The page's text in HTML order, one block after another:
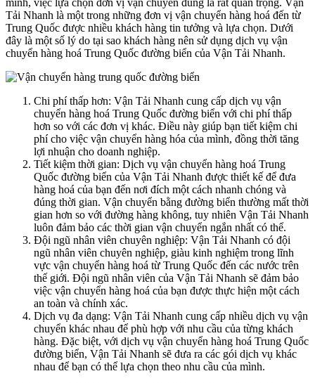
Tải Nhanh là một trong những đơn vị vận chuyển hàng hoá đến từ
Trung Quốc được nhiều khách hàng tin tưởng và lựa chọn. Dưới
đây là một số lý do tại sao khách hàng nên sử dụng dịch vụ vận
chuyển hàng hoá Trung Quốc đường biển của Vận Tải Nhanh.
Chi phí thấp hơn: Vận Tải Nhanh cung cấp dịch vụ vận
chuyển hàng hoá Trung Quốc đường biển với chi phí thấp
hơn so với các đơn vị khác. Điều này giúp bạn tiết kiệm chi
phí cho việc vận chuyển hàng hóa của mình, đồng thời tăng
lợi nhuận cho doanh nghiệp.
Tiết kiệm thời gian: Dịch vụ vận chuyển hàng hoá Trung
Quốc đường biển của Vận Tải Nhanh được thiết kế để đưa
hàng hoá của bạn đến nơi đích một cách nhanh chóng và
đúng thời gian. Vận chuyển bằng đường biển thường mất thời
gian hơn so với đường hàng không, tuy nhiên Vận Tải Nhanh
luôn đảm bảo các thời gian vận chuyển ngắn nhất có thể.
Đội ngũ nhân viên chuyên nghiệp: Vận Tải Nhanh có đội
ngũ nhân viên chuyên nghiệp, giàu kinh nghiệm trong lĩnh
vực vận chuyển hàng hoá từ Trung Quốc đến các nước trên
thế giới. Đội ngũ nhân viên của Vận Tải Nhanh sẽ đảm bảo
việc vận chuyển hàng hoá của bạn được thực hiện một cách
an toàn và chính xác.
Dịch vụ đa dạng: Vận Tải Nhanh cung cấp nhiều dịch vụ vận
chuyển khác nhau để phù hợp với nhu cầu của từng khách
hàng. Đặc biệt, với dịch vụ vận chuyển hàng hoá Trung Quốc
đường biển, Vận Tải Nhanh sẽ đưa ra các gói dịch vụ khác
nhau để bạn có thể lựa chọn theo nhu cầu của mình.